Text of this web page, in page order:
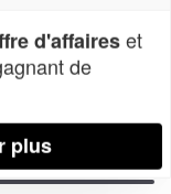
contributors,CC-BY-SA
d'affaireset
de
plus